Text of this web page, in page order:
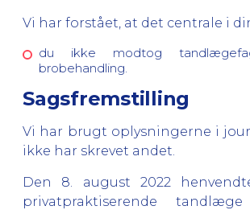
Vi har forstået, at det centrale i
du ikke modtog
brobehandling.
Sagsfremstilling
Vi har brugt oplysningerne i
ikke har skrevet andet.
Den 8. august 2022
privatpraktiserende